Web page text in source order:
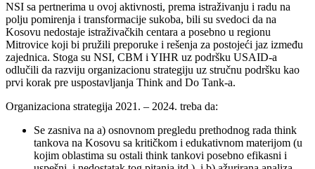
NSI sa pertnerima u ovoj aktivnosti, prema istraživanju i radu na
polju pomirenja i transformacije sukoba, bili su svedoci da na
Kosovu nedostaje istraživačkih centara a posebno u regionu
Mitrovice koji bi pružili preporuke i rešenja za postojeći jaz između
zajednica. Stoga su NSI, CBM i YIHR uz podršku USAID-a
odlučili da razviju organizacionu strategiju uz stručnu podršku kao
prvi korak pre uspostavljanja Think and Do Tank-a.
Organizaciona strategija 2021. – 2024. treba da:
Se zasniva na a) osnovnom pregledu prethodnog rada think
tankova na Kosovu sa kritičkom i edukativnom materijom (u
kojim oblastima su ostali think tankovi posebno efikasni i